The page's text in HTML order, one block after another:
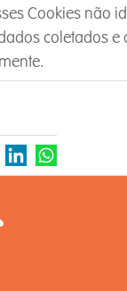
Cookies não
coletados e